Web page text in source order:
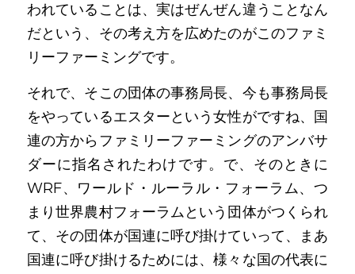
われていることは、実はぜんぜん違うことなん
だという、その考え方を広めたのがこのファミ
リーファーミングです。
それで、そこの団体の事務局長、今も事務局長
をやっているエスターという女性がですね、国
連の方からファミリーファーミングのアンバサ
ダーに指名されたわけです。で、そのときに
WRF、ワールド・ルーラル・フォーラム、つ
まり世界農村フォーラムという団体がつくられ
て、その団体が国連に呼び掛けていって、まあ
国連に呼び掛けるためには、様々な国の代表に